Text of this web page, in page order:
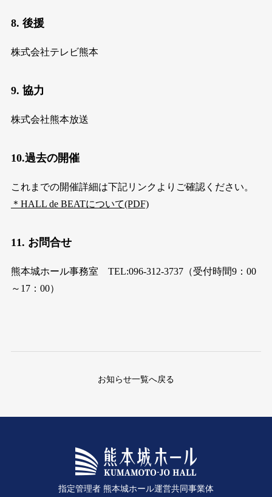
8. 後援
株式会社テレビ熊本
9. 協力
株式会社熊本放送
10.過去の開催
これまでの開催詳細は下記リンクよりご確認ください。
＊HALL de BEATについて(PDF)
11. お問合せ
熊本城ホール事務室 TEL:096-312-3737（受付時間9：00
～17：00）
お知らせ一覧へ戻る
指定管理者 熊本城ホール運営共同事業体